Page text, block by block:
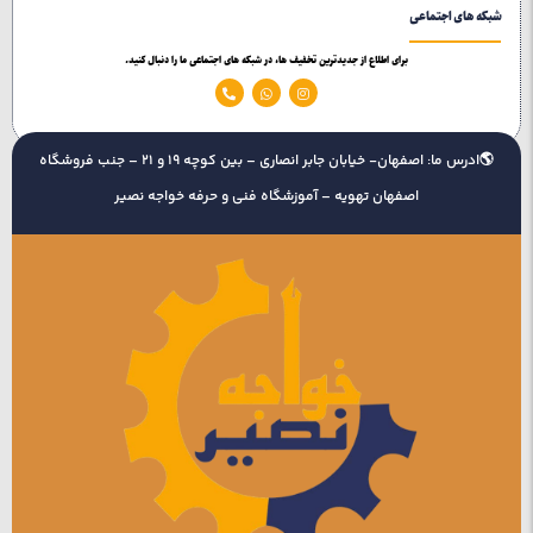
سوپاپ‌ها.
⦁ آشنایی با نحوه کارکرد بالانسرهای موتورهای پیشرفته:
تایم‌گیری آن‌ها.
✅فرصت شغلی✅
با توجه به افزایش تعداد خودروهای چینی در بازار، مکانیک‌های
متخصص در این زمینه می‌توانند فرصت‌های شغلی خوبی پیدا
کنند. این مشاغل شامل کار در تعمیرگاه‌ها، مراکز خدمات پس از
فروش یا حتی راه‌اندازی کسب‌وکار مستقل هستند.
شبکه های اجتماعی
برای اطلاع از جدیدترین تخفیف ها، در شبکه های اجتماعی ما را دنبال کنید.
🌎ادرس ما: اصفهان- خیابان جابر انصاری – بین کوچه 19 و 21 – جنب فروشگاه
اصفهان تهویه – آموزشگاه فنی و حرفه خواجه نصیر